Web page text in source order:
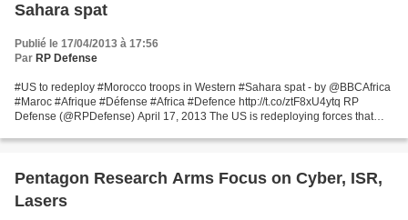
Sahara spat
Publié le 17/04/2013 à 17:56
Par RP Defense
#US to redeploy #Morocco troops in Western #Sahara spat - by @BBCAfrica
#Maroc #Afrique #Défense #Africa #Defence http://t.co/ztF8xU4ytq RP
Defense (@RPDefense) April 17, 2013 The US is redeploying forces that
Pentagon Research Arms Focus on Cyber, ISR,
Lasers